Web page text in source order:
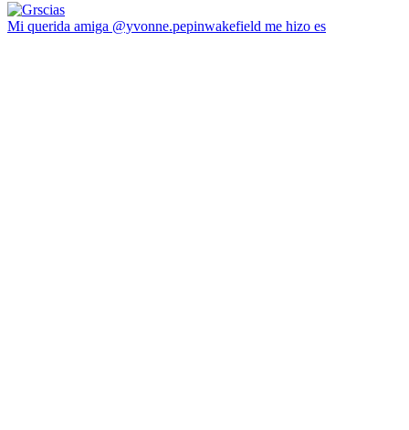
Mi querida amiga @yvonne.pepinwakefield me hizo es